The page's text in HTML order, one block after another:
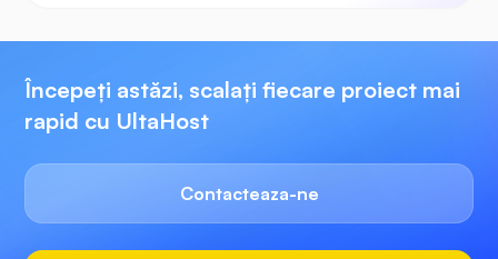
Începeți astăzi, scalați fiecare proiect mai
rapid cu UltaHost
Contacteaza-ne